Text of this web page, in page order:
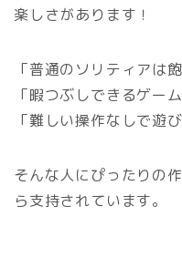
楽しさがあります！
「普通のソリティアは
「暇つぶしできるゲー
「難しい操作なしで遊び
そんな人にぴったりの
ら支持されています。